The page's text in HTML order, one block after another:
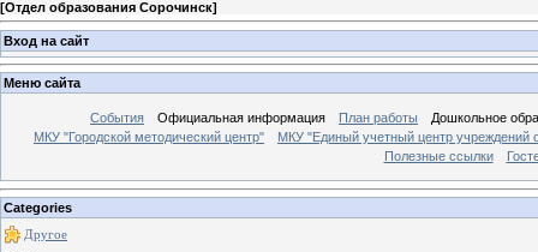
[Отдел образования Сорочинск]
Вход на сайт
Меню сайта
События Официальная информация План работы
Дошкольное
МКУ "Городской методический центр"
МКУ "Единый учетный центр учреждений
Полезные ссылки
Categories
Другое